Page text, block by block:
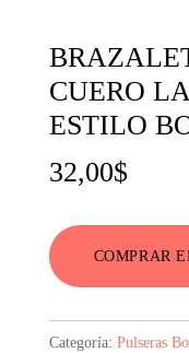
CUERO
ESTILO
32,00$
COMPRAR
Categoría: Pulseras